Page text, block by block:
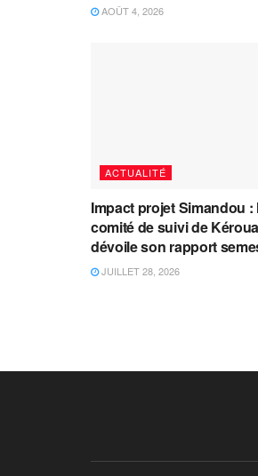
AOÛT 4, 2026
ACTUALITÉ
Impact projet Simandou :
comité de suivi de
dévoile son rapport
JUILLET 28, 2026